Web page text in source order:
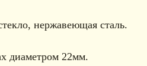
нержавеющая сталь.
диаметром 22мм.